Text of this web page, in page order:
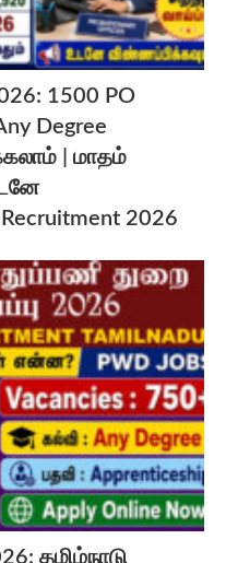
1500 PO
Degree
| மாதம்
2026
தமிழ்நாடு